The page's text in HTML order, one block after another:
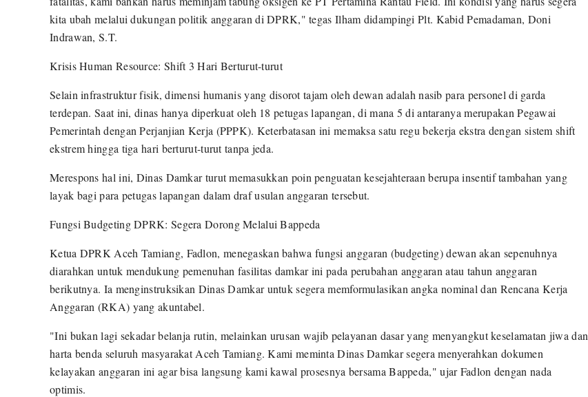
kita ubah melalui dukungan politik anggaran di DPRK," tegas Ilham didampingi Plt. Kabid Pemadaman, Doni
Indrawan, S.T.
Krisis Human Resource: Shift 3 Hari Berturut-turut
Selain infrastruktur fisik, dimensi humanis yang disorot tajam oleh dewan adalah nasib para personel di garda
terdepan. Saat ini, dinas hanya diperkuat oleh 18 petugas lapangan, di mana 5 di antaranya merupakan Pegawai
Pemerintah dengan Perjanjian Kerja (PPPK). Keterbatasan ini memaksa satu regu bekerja ekstra dengan sistem shift
ekstrem hingga tiga hari berturut-turut tanpa jeda.
Merespons hal ini, Dinas Damkar turut memasukkan poin penguatan kesejahteraan berupa insentif tambahan yang
layak bagi para petugas lapangan dalam draf usulan anggaran tersebut.
Fungsi Budgeting DPRK: Segera Dorong Melalui Bappeda
Ketua DPRK Aceh Tamiang, Fadlon, menegaskan bahwa fungsi anggaran (budgeting) dewan akan sepenuhnya
diarahkan untuk mendukung pemenuhan fasilitas damkar ini pada perubahan anggaran atau tahun anggaran
berikutnya. Ia menginstruksikan Dinas Damkar untuk segera memformulasikan angka nominal dan Rencana Kerja
Anggaran (RKA) yang akuntabel.
"Ini bukan lagi sekadar belanja rutin, melainkan urusan wajib pelayanan dasar yang menyangkut keselamatan jiwa dan
harta benda seluruh masyarakat Aceh Tamiang. Kami meminta Dinas Damkar segera menyerahkan dokumen
kelayakan anggaran ini agar bisa langsung kami kawal prosesnya bersama Bappeda," ujar Fadlon dengan nada
optimis.